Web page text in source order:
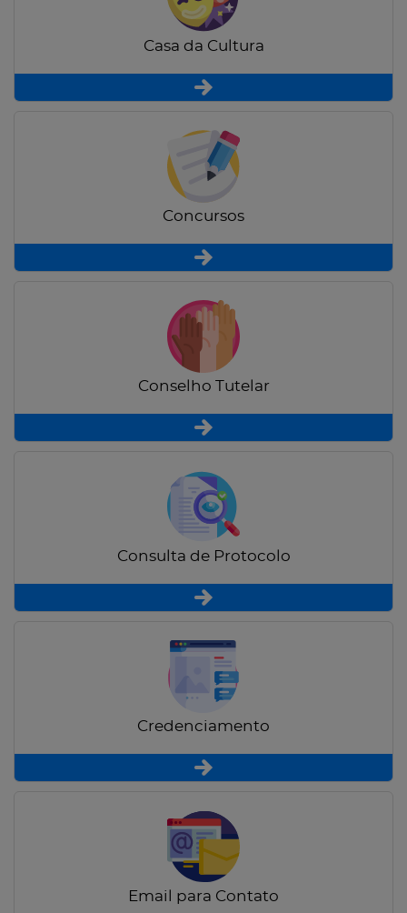
Casa da Cultura
Concursos
Conselho Tutelar
Consulta de Protocolo
Credenciamento
Email para Contato